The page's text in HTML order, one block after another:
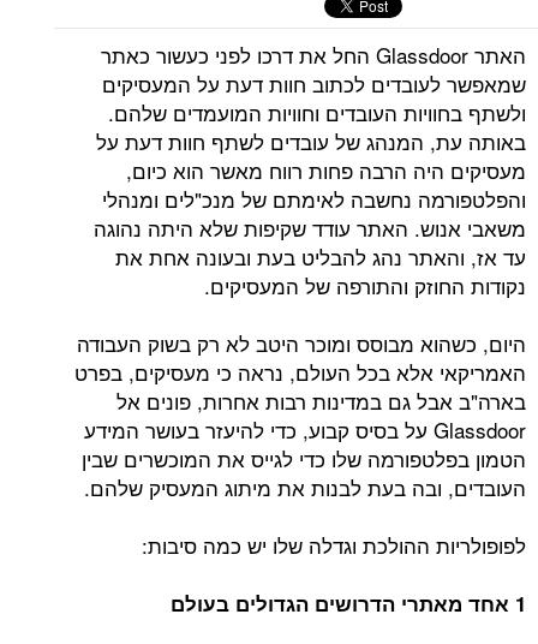
האתר Glassdoor החל את דרכו לפני כעשור כאתר
שמאפשר לעובדים לכתוב חוות דעת על המעסיקים
ולשתף בחוויות העובדים וחוויות המועמדים שלהם.
באותה עת, המנהג של עובדים לשתף חוות דעת על
מעסיקים היה הרבה פחות רווח מאשר הוא כיום,
והפלטפורמה נחשבה לאימתם של מנכ"לים ומנהלי
משאבי אנוש. האתר עודד שקיפות שלא היתה נהוגה
עד אז, והאתר נהג להבליט בעת ובעונה אחת את
נקודות החוזק והתורפה של המעסיקים.
היום, כשהוא מבוסס ומוכר היטב לא רק בשוק העבודה
האמריקאי אלא בכל העולם, נראה כי מעסיקים, בפרט
בארה"ב אבל גם במדינות רבות אחרות, פונים אל
Glassdoor על בסיס קבוע, כדי להיעזר בעושר המידע
הטמון בפלטפורמה שלו כדי לגייס את המוכשרים שבין
העובדים, ובה בעת לבנות את מיתוג המעסיק שלהם.
לפופולריות ההולכת וגדלה שלו יש כמה סיבות:
1 אחד מאתרי הדרושים הגדולים בעולם